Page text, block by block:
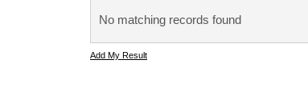
No matching records found
Add My Result